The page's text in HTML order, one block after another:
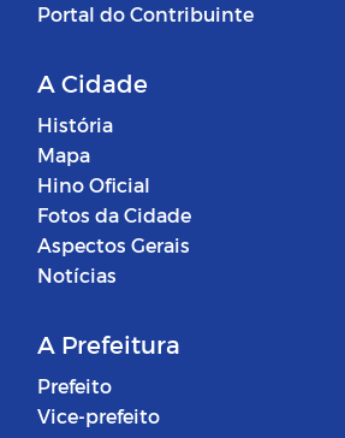
Portal do Contribuinte
A Cidade
História
Mapa
Hino Oficial
Fotos da Cidade
Aspectos Gerais
Notícias
A Prefeitura
Prefeito
Vice-prefeito